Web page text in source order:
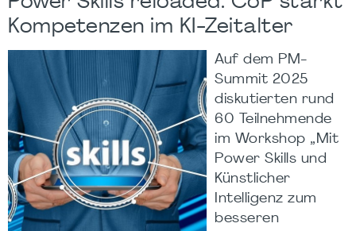
Kompetenzen im KI-Zeitalter
Auf dem PM-
Summit 2025
diskutierten rund
60 Teilnehmende
im Workshop „Mit
Power Skills und
Künstlicher
Intelligenz zum
besseren